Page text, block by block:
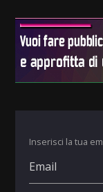
Inserisci la tua